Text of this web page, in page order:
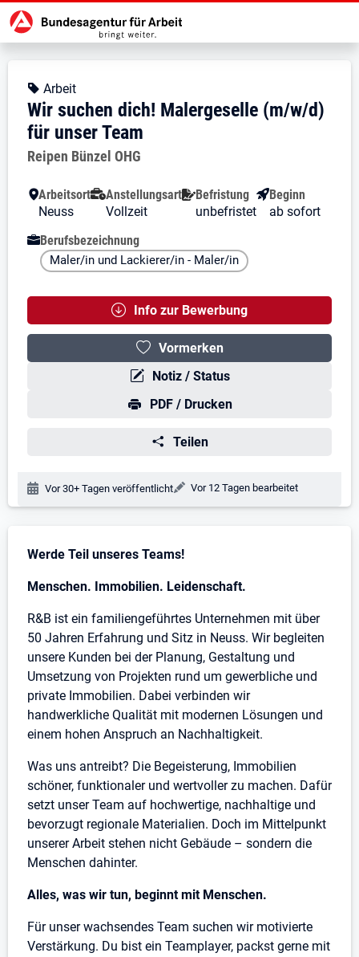
Zur Jobsuche Startseite
Stellendetails zu: Wir suchen
Wir suchen dich!
Wir suchen dich! Malergeselle
Kopfbereich
Angebotsart:
Arbeit
Wir suchen dich! Malergeselle (m/w/d)
für unser Team
Arbeitgeber:
Reipen Bünzel OHG
Besondere Merkmale
Arbeitsort
Neuss
Anstellungsart
Vollzeit
Befristung
unbefristet
Beginn
ab sofort
Berufsbezeichnung
Maler/in und Lackierer/in - Maler/in
Info zur Bewerbung
Vormerken
Notiz / Status
PDF / Drucken
Teilen
Veröffentlichungsdatum:
Vor 30+ Tagen veröffentlicht Änderungsdatum:
Vor 12 Tagen bearbeitet
Stellenbeschreibung
Werde Teil unseres Teams!
Menschen. Immobilien. Leidenschaft.
R&B ist ein familiengeführtes Unternehmen mit über
50 Jahren Erfahrung und Sitz in Neuss. Wir begleiten
unsere Kunden bei der Planung, Gestaltung und
Umsetzung von Projekten rund um gewerbliche und
private Immobilien. Dabei verbinden wir
handwerkliche Qualität mit modernen Lösungen und
einem hohen Anspruch an Nachhaltigkeit.
Was uns antreibt? Die Begeisterung, Immobilien
schöner, funktionaler und wertvoller zu machen. Dafür
setzt unser Team auf hochwertige, nachhaltige und
bevorzugt regionale Materialien. Doch im Mittelpunkt
unserer Arbeit stehen nicht Gebäude – sondern die
Menschen dahinter.
Alles, was wir tun, beginnt mit Menschen.
Für unser wachsendes Team suchen wir motivierte
Verstärkung. Du bist ein Teamplayer, packst gerne mit